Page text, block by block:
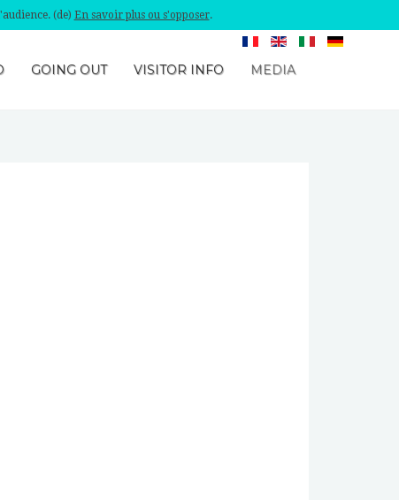
(de) En savoir plus ou s'opposer.
GOING OUT VISITOR INFO MEDIA